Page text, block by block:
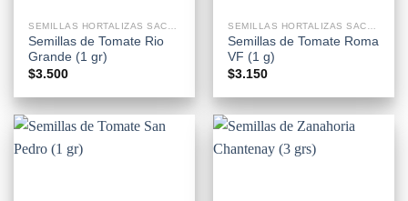
Semillas de Tomate Rio
Grande (1 gr)
$3.500
Semillas de Tomate Roma
VF (1 g)
$3.150